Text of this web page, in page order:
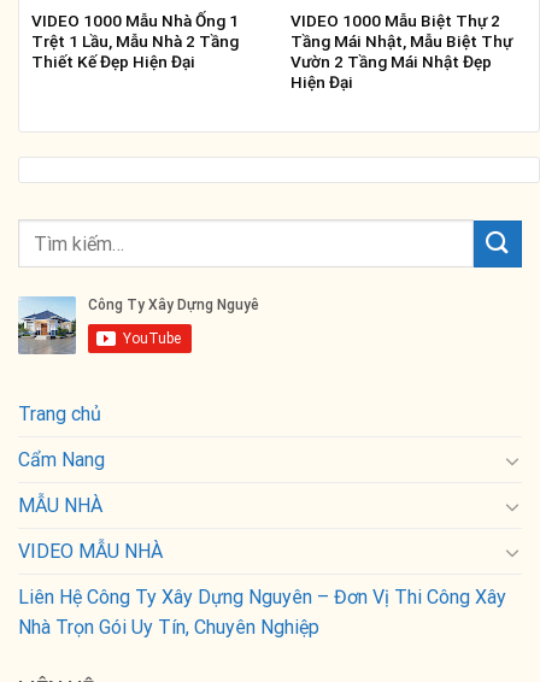
VIDEO 1000 Mẫu Nhà Ống 1
Trệt 1 Lầu, Mẫu Nhà 2 Tầng
Thiết Kế Đẹp Hiện Đại
VIDEO 1000 Mẫu Biệt Thự 2
Tầng Mái Nhật, Mẫu Biệt Thự
Vườn 2 Tầng Mái Nhật Đẹp
Hiện Đại
Trang chủ
Cẩm Nang
MẪU NHÀ
VIDEO MẪU NHÀ
Liên Hệ Công Ty Xây Dựng Nguyên – Đơn Vị Thi Công Xây
Nhà Trọn Gói Uy Tín, Chuyên Nghiệp